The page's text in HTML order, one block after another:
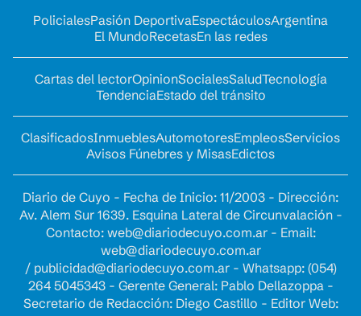
PolicialesPasión DeportivaEspectáculosArgentina
El MundoRecetasEn las redes
Cartas del lectorOpinionSocialesSaludTecnología
TendenciaEstado del tránsito
ClasificadosInmueblesAutomotoresEmpleosServicios
Avisos Fúnebres y MisasEdictos
Diario de Cuyo - Fecha de Inicio: 11/2003 - Dirección:
Av. Alem Sur 1639. Esquina Lateral de Circunvalación -
Contacto: web@diariodecuyo.com.ar- Email:
web@diariodecuyo.com.ar
/ publicidad@diariodecuyo.com.ar- Whatsapp: (054)
264 5045343 - Gerente General: Pablo Dellazoppa -
Secretario de Redacción: Diego Castillo - Editor Web: